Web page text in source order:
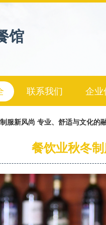
馆
联系我们 企业
服新风尚 专业、舒适与文化的
餐饮业秋冬